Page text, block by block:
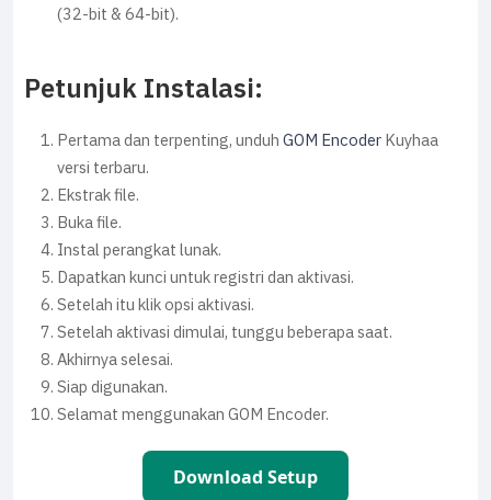
(32-bit & 64-bit).
Petunjuk Instalasi:
Pertama dan terpenting, unduhGOM EncoderKuyhaa
versi terbaru.
Ekstrak file.
Buka file.
Instal perangkat lunak.
Dapatkan kunci untuk registri dan aktivasi.
Setelah itu klik opsi aktivasi.
Setelah aktivasi dimulai, tunggu beberapa saat.
Akhirnya selesai.
Siap digunakan.
Selamat menggunakan GOM Encoder.
Download Setup